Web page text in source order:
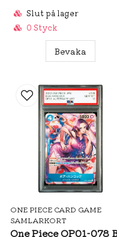
Slut på lager
0 Styck
Bevaka
ONE PIECE CARD GAME
SAMLARKORT